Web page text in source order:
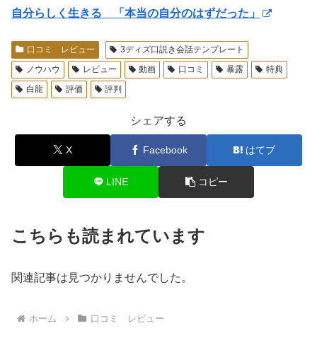
自分らしく生きる 「本当の自分のはずだった」
口コミ レビュー
3ディズ口説き会話テンプレート
ノウハウ
レビュー 動画 口コミ 暴露
特典
白龍
評価 評判
シェアする
X Facebook はてブ
LINE コピー
こちらも読まれています
関連記事は見つかりませんでした。
ホーム 口コミ レビュー